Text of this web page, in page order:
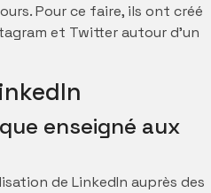
Pour ce faire, ils ont créé
et Twitter autour d’un
enseigné aux
de LinkedIn auprès des